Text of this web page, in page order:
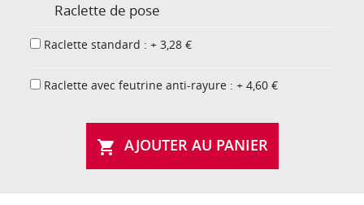
Raclette de pose
Raclette standard : + 3,28 €
Raclette avec feutrine anti-rayure : + 4,60 €
 AJOUTER AU PANIER